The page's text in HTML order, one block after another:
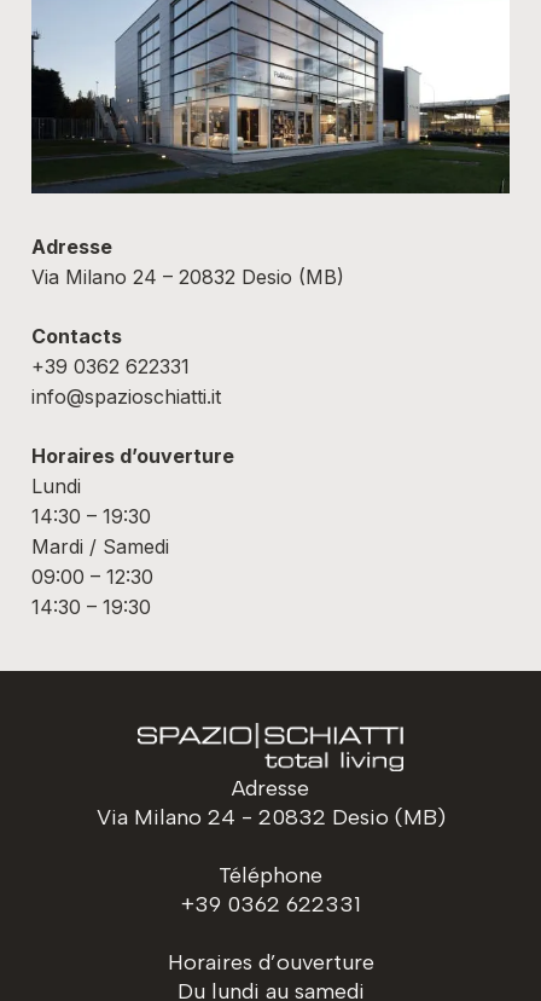
Adresse
Via Milano 24 – 20832 Desio (MB)
Contacts
+39 0362 622331
info@spazioschiatti.it
Horaires d’ouverture
Lundi
14:30 – 19:30
Mardi / Samedi
09:00 – 12:30
14:30 – 19:30
Adresse
Via Milano 24 - 20832 Desio (MB)
Téléphone
+39 0362 622331
Horaires d’ouverture
Du lundi au samedi